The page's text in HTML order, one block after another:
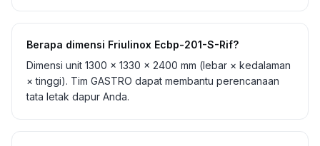
Berapa dimensi Friulinox Ecbp-201-S-Rif?
Dimensi unit 1300 × 1330 × 2400 mm (lebar × kedalaman
× tinggi). Tim GASTRO dapat membantu perencanaan
tata letak dapur Anda.